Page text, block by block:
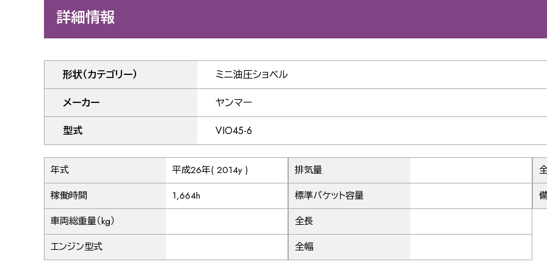
37
41
詳細情報
形状（カテゴリー）
ミニ油圧ショベル
メーカー
ヤンマー
型式
VIO45-6
年式
平成26年( 2014y )
稼働時間
1,664h
車両総重量（kg）
エンジン型式
排気量
標準バケット容量
全長
全幅